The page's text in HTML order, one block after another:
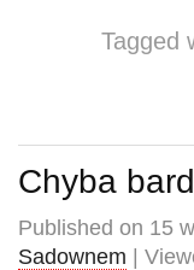
Tagged
Chyba
Published on 15
Sadownem |